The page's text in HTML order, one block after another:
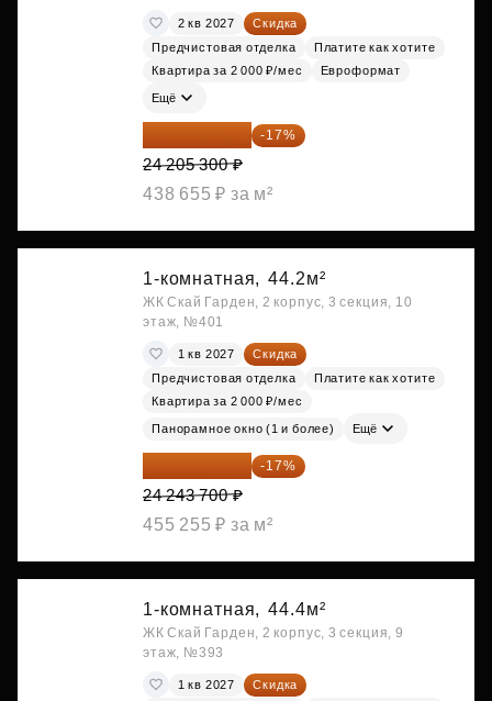
2 кв 2027
Скидка
Предчистовая отделка
Платите как хотите
Квартира за 2 000 ₽/мес
Евроформат
Ещё
20 090 399 ₽ -17%
24 205 300 ₽
438 655 ₽ за м²
1-комнатная, 44.2м²
ЖК Скай Гарден, 2 корпус, 3 секция, 10
этаж, №401
1 кв 2027
Скидка
Предчистовая отделка
Платите как хотите
Квартира за 2 000 ₽/мес
Панорамное окно (1 и более) Ещё
20 122 271 ₽ -17%
24 243 700 ₽
455 255 ₽ за м²
1-комнатная, 44.4м²
ЖК Скай Гарден, 2 корпус, 3 секция, 9
этаж, №393
1 кв 2027
Скидка